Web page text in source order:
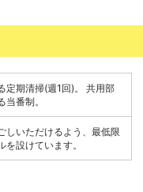
定期清掃(週1回)。 共用部
当番制。
しいただけるよう、最低限
を設けています。